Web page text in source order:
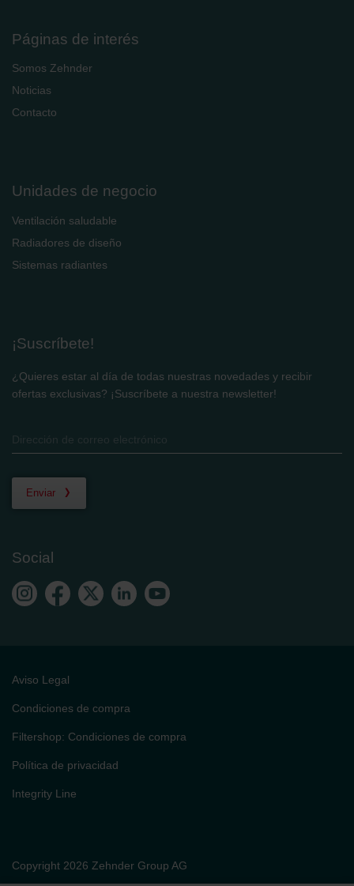
Páginas de interés
Somos Zehnder
Noticias
Contacto
Unidades de negocio
Ventilación saludable
Radiadores de diseño
Sistemas radiantes
¡Suscríbete!
¿Quieres estar al día de todas nuestras novedades y recibir
ofertas exclusivas? ¡Suscríbete a nuestra newsletter!
Enviar
Social
Copyright 2026 Zehnder Group AG
Aviso Legal
Condiciones de compra
Filtershop: Condiciones de compra
Política de privacidad
Integrity Line